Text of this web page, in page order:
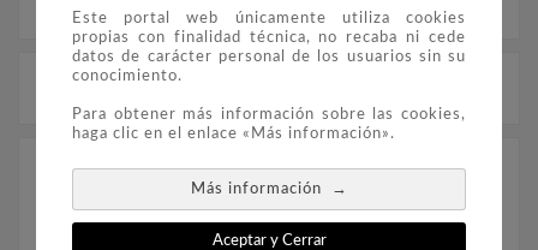
Este portal web únicamente utiliza cookies
propias con finalidad técnica, no recaba ni cede
datos de carácter personal de los usuarios sin su
conocimiento.
Para obtener más información sobre las cookies,
haga clic en el enlace «Más información».
Más información →
Aceptar y Cerrar
Leuchtturm suplemento para sellos Tema Europa
año 2000 a 2004, montado con estuches
transparentes.